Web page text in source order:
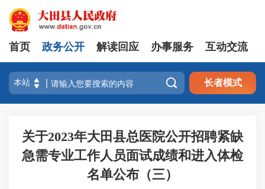
首页 政务公开 解读回应 办事服务 互动交流
 长者模式
关于2023年大田县总医院公开招聘紧缺
急需专业工作人员面试成绩和进入体检
名单公布（三）